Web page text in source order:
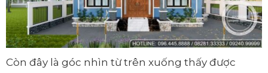
Còn đây là góc nhìn từ trên xuống thấy được